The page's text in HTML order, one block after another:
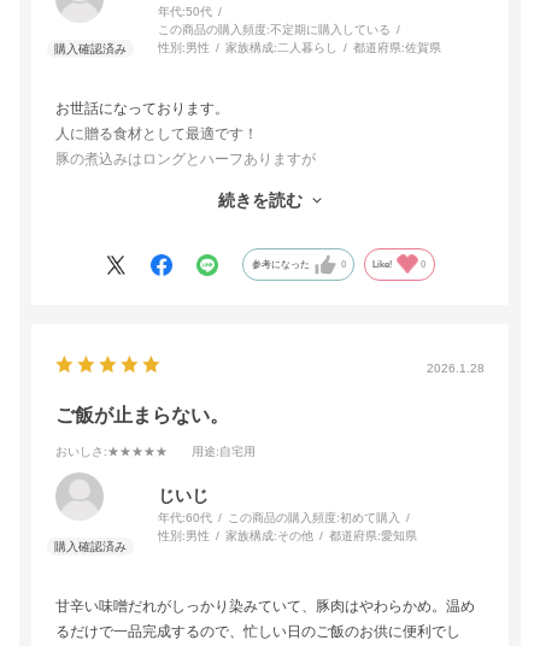
年代:50代
この商品の購入頻度:不定期に購入している
性別:男性 家族構成:二人暮らし 都道府県:佐賀県
お世話になっております。
人に贈る食材として最適です！
豚の煮込みはロングとハーフありますが
り」が好まれるようです。
麺類系あったら嬉しいですね！
続きを読む
参考になった 0 Like! 0
2026.1.28
ご飯が止まらない。
おいしさ :★★★★★ 用途:自宅用
じいじ
年代:60代 この商品の購入頻度:初めて購入
性別:男性 家族構成:その他 都道府県:愛知県
甘辛い味噌だれがしっかり染みていて、豚肉はやわらかめ。温め
るだけで一品完成するので、忙しい日のご飯のお供に便利でし